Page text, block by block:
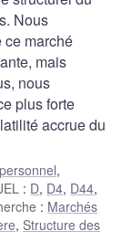
Nous
ce marché
mais
nous
plus forte
accrue du
,
: D, D4, D44,
: Marchés
, Structure des